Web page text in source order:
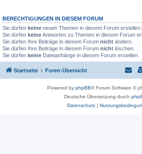
BERECHTIGUNGEN IN DIESEM FORUM
Sie dürfen keine neuen Themen in diesem Forum erstellen.
Sie dürfen keineAntworten zu Themen in diesem Forum
Sie dürfen Ihre Beiträge in diesem Forum nicht ändern.
Sie dürfen Ihre Beiträge in diesem Forum nicht löschen.
Sie dürfen keine Dateianhänge in diesem Forum erstellen.
Startseite Foren-Übersicht
Powered by phpBB® Forum Software ©
Deutsche Übersetzung durch
Datenschutz|